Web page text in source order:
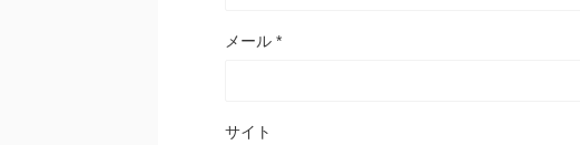
メール *
サイト